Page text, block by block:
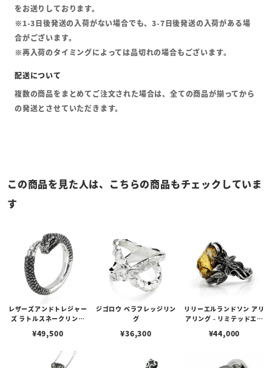
をお送りしております。
※1-3日後発送の入荷がない場合でも、3-7日後発送の入荷がある場
合がございます。
※再入荷のタイミングによっては品切れの場合もございます。
複数の商品をまとめてご注文された場合は、全ての商品が揃ってから
の発送とさせていただきます。
この商品を見た人は、こちらの商品もチェックしていま
す
レザーズアンドトレジャー
ズ ラトルスネークリング
¥49,500
ジゴロウ ベラフレッジリン
グ
¥36,300
リリーエルランドソン アリ
アリング - リミテッドエデ
¥44,000